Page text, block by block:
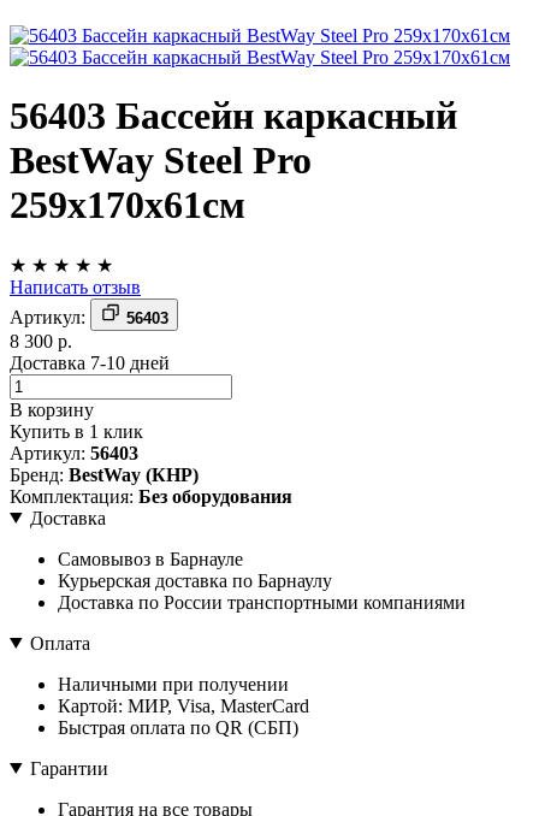
56403 Бассейн каркасный
BestWay Steel Pro
259х170х61см
★ ★ ★ ★ ★
Написать отзыв
Артикул:
56403
8 300 р.
Доставка 7-10 дней
В корзину
Купить в 1 клик
Артикул: 56403
Бренд: BestWay (КНР)
Комплектация: Без оборудования
Доставка
Самовывоз в Барнауле
Курьерская доставка по Барнаулу
Доставка по России транспортными компаниями
Оплата
Наличными при получении
Картой: МИР, Visa, MasterCard
Быстрая оплата по QR (СБП)
Гарантии
Гарантия на все товары